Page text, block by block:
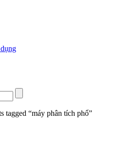
tagged “máy phân tích phổ”